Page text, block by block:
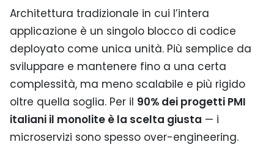
Architettura tradizionale in cui l’intera
applicazione è un singolo blocco di codice
deployato come unica unità. Più semplice da
sviluppare e mantenere fino a una certa
complessità, ma meno scalabile e più rigido
oltre quella soglia. Per il 90% dei progetti PMI
italiani il monolite è la scelta giusta — i
microservizi sono spesso over-engineering.